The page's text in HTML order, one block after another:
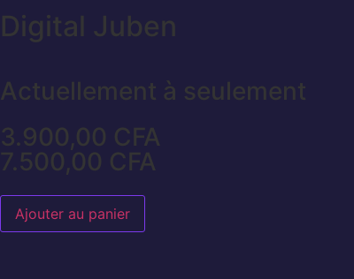
Digital Juben
Actuellement à seulement
3.900,00 CFA
7.500,00 CFA
Ajouter au panier